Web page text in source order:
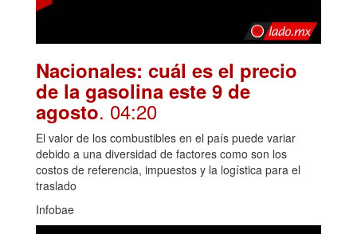
Nacionales: cuál es el precio
de la gasolina este 9 de
agosto. 04:20
El valor de los combustibles en el país puede variar
debido a una diversidad de factores como son los
costos de referencia, impuestos y la logística para el
traslado
Infobae